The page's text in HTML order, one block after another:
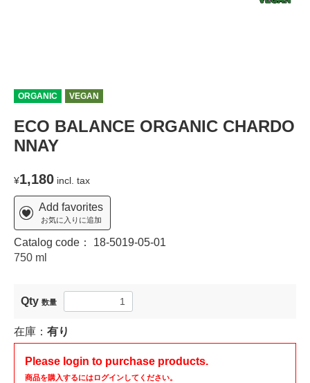
ORGANIC VEGAN
ECO BALANCE ORGANIC CHARDO
NNAY
¥1,180 incl. tax
Add favorites
お気に入りに追加
Catalog code： 18-5019-05-01
750 ml
Qty 数量
在庫： 有り
Please login to purchase products.
商品を購入するにはログインしてください。